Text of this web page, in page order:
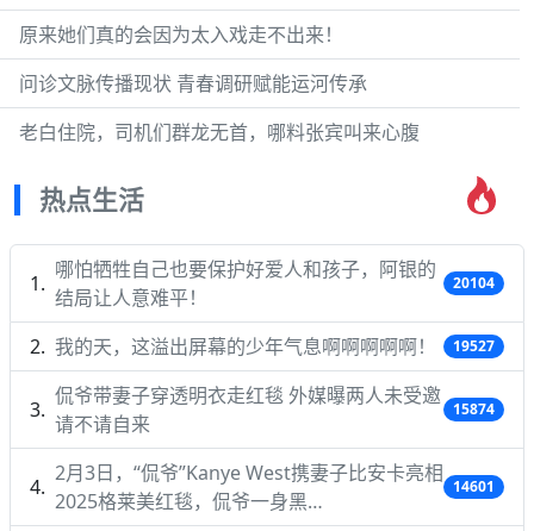
原来她们真的会因为太入戏走不出来！
问诊文脉传播现状 青春调研赋能运河传承
老白住院，司机们群龙无首，哪料张宾叫来心腹
热点生活
哪怕牺牲自己也要保护好爱人和孩子，阿银的
结局让人意难平！
20104
我的天，这溢出屏幕的少年气息啊啊啊啊啊！ 19527
侃爷带妻子穿透明衣走红毯 外媒曝两人未受邀
请不请自来
15874
2月3日，“侃爷”Kanye West携妻子比安卡亮相
2025格莱美红毯，侃爷一身黑…
14601